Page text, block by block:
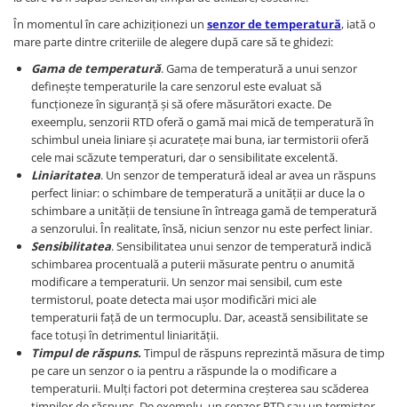
Prusa I3 DIY Kit
Pentru Incepatori
Kituri incepatori Arduino
Pentru Incepatori
Micro:bit
Junior Robotics
Carti
Junior Robotics
Lego Education
STEM Education
Ugears
Kit Fun
Kit Roboti
Cadouri
În momentul în care achiziționezi un senzor de temperatură, iată o
mare parte dintre criteriile de alegere după care să te ghidezi:
Gama de temperatură. Gama de temperatură a unui senzor
definește temperaturile la care senzorul este evaluat să
funcționeze în siguranță și să ofere măsurători exacte. De
exeemplu, senzorii RTD oferă o gamă mai mică de temperatură în
schimbul uneia liniare și acuratețe mai buna, iar termistorii oferă
cele mai scăzute temperaturi, dar o sensibilitate excelentă.
Liniaritatea. Un senzor de temperatură ideal ar avea un răspuns
perfect liniar: o schimbare de temperatură a unității ar duce la o
schimbare a unității de tensiune în întreaga gamă de temperatură
a senzorului. În realitate, însă, niciun senzor nu este perfect liniar.
Sensibilitatea. Sensibilitatea unui senzor de temperatură indică
schimbarea procentuală a puterii măsurate pentru o anumită
modificare a temperaturii. Un senzor mai sensibil, cum este
termistorul, poate detecta mai ușor modificări mici ale
temperaturii față de un termocuplu. Dar, această sensibilitate se
face totuși în detrimentul liniarității.
Timpul de răspuns.Timpul de răspuns reprezintă măsura de timp
pe care un senzor o ia pentru a răspunde la o modificare a
temperaturii. Mulți factori pot determina creșterea sau scăderea